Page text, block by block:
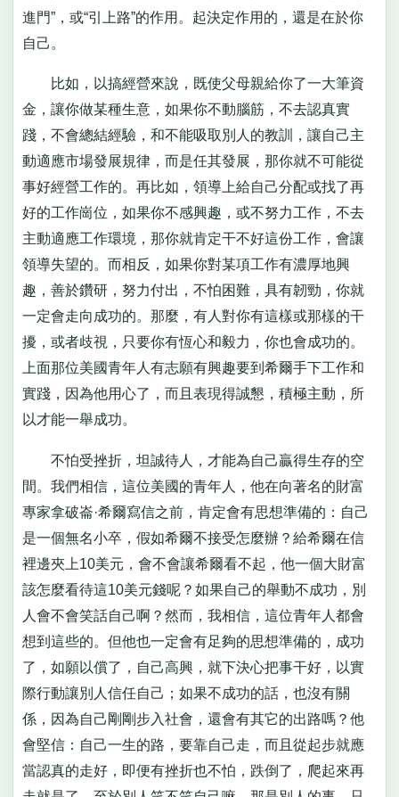
進門”，或“引上路”的作用。起決定作用的，還是在於你
自己。
比如，以搞經營來說，既使父母親給你了一大筆資
金，讓你做某種生意，如果你不動腦筋，不去認真實
踐，不會總結經驗，和不能吸取別人的教訓，讓自己主
動適應市場發展規律，而是任其發展，那你就不可能從
事好經營工作的。再比如，領導上給自己分配或找了再
好的工作崗位，如果你不感興趣，或不努力工作，不去
主動適應工作環境，那你就肯定干不好這份工作，會讓
領導失望的。而相反，如果你對某項工作有濃厚地興
趣，善於鑽研，努力付出，不怕困難，具有韌勁，你就
一定會走向成功的。那麼，有人對你有這樣或那樣的干
擾，或者歧視，只要你有恆心和毅力，你也會成功的。
上面那位美國青年人有志願有興趣要到希爾手下工作和
實踐，因為他用心了，而且表現得誠懇，積極主動，所
以才能一舉成功。
不怕受挫折，坦誠待人，才能為自己贏得生存的空
間。我們相信，這位美國的青年人，他在向著名的財富
專家拿破崙·希爾寫信之前，肯定會有思想準備的：自己
是一個無名小卒，假如希爾不接受怎麼辦？給希爾在信
裡邊夾上10美元，會不會讓希爾看不起，他一個大財富
該怎麼看待這10美元錢呢？如果自己的舉動不成功，別
人會不會笑話自己啊？然而，我相信，這位青年人都會
想到這些的。但他也一定會有足夠的思想準備的，成功
了，如願以償了，自己高興，就下決心把事干好，以實
際行動讓別人信任自己；如果不成功的話，也沒有關
係，因為自己剛剛步入社會，還會有其它的出路嗎？他
會堅信：自己一生的路，要靠自己走，而且從起步就應
當認真的走好，即便有挫折也不怕，跌倒了，爬起來再